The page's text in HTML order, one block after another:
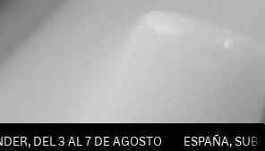
3 AL 7 DE AGOSTO ESPAÑA,